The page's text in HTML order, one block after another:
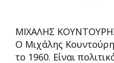
ΜΙΧΑΛΗΣ
Ο Μιχάλης
το 1960. Είναι